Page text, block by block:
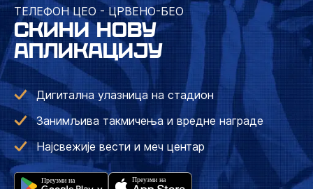
ТЕЛЕФОН ЦЕО - ЦРВЕНО-БЕО
СКИНИ НОВУ
АПЛИКАЦИЈУ
Дигитална улазница на стадион
Занимљива такмичења и вредне награде
Најсвежије вести и меч центар